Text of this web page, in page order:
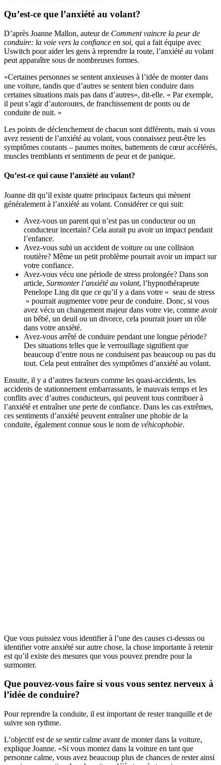
Qu’est-ce que l’anxiété au volant?
D’après Joanne Mallon, auteur de Comment vaincre la peur de
conduire: la voie vers la confiance en soi, qui a fait équipe avec
Uswitch pour aider les gens à reprendre la route, l’anxiété au volant
peut apparaître sous de nombreuses formes.
«Certaines personnes se sentent anxieuses à l’idée de monter dans
une voiture, tandis que d’autres se sentent bien conduire dans
certaines situations mais pas dans d’autres», dit-elle. « Par exemple,
il peut s’agir d’autoroutes, de franchissement de ponts ou de
conduite de nuit. »
Les points de déclenchement de chacun sont différents, mais si vous
avez ressenti de l’anxiété au volant, vous connaissez peut-être les
symptômes courants – paumes moites, battements de cœur accélérés,
muscles tremblants et sentiments de peur et de panique.
Qu’est-ce qui cause l’anxiété au volant?
Joanne dit qu’il existe quatre principaux facteurs qui mènent
généralement à l’anxiété au volant. Considérer ce qui suit:
Avez-vous un parent qui n’est pas un conducteur ou un
conducteur incertain? Cela aurait pu avoir un impact pendant
l’enfance.
Avez-vous subi un accident de voiture ou une collision
routière? Même un petit problème pourrait avoir un impact sur
votre confiance.
Avez-vous vécu une période de stress prolongée? Dans son
article, Surmonter l’anxiété au volant, l’hypnothérapeute
Penelope Ling dit que ce qu’il y a dans votre « seau de stress
» pourrait augmenter votre peur de conduire. Donc, si vous
avez vécu un changement majeur dans votre vie, comme avoir
un bébé, un deuil ou un divorce, cela pourrait jouer un rôle
dans votre anxiété.
Avez-vous arrêté de conduire pendant une longue période?
Des situations telles que le verrouillage signifient que
beaucoup d’entre nous ne conduisent pas beaucoup ou pas du
tout. Cela peut entraîner des symptômes d’anxiété au volant.
Ensuite, il y a d’autres facteurs comme les quasi-accidents, les
accidents de stationnement embarrassants, le mauvais temps et les
conflits avec d’autres conducteurs, qui peuvent tous contribuer à
l’anxiété et entraîner une perte de confiance. Dans les cas extrêmes,
ces sentiments d’anxiété peuvent entraîner une phobie de la
conduite, également connue sous le nom de véhicophobie.
Que vous puissiez vous identifier à l’une des causes ci-dessus ou
identifier votre anxiété sur autre chose, la chose importante à retenir
est qu’il existe des mesures que vous pouvez prendre pour la
surmonter.
Que pouvez-vous faire si vous vous sentez nerveux à
l’idée de conduire?
Pour reprendre la conduite, il est important de rester tranquille et de
suivre son rythme.
L’objectif est de se sentir calme avant de monter dans la voiture,
explique Joanne. «Si vous montez dans la voiture en tant que
personne calme, vous avez beaucoup plus de chances de rester ainsi